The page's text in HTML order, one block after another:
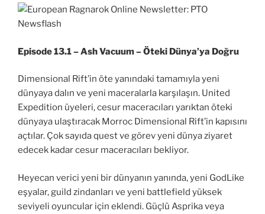
Episode 13.1 – Ash Vacuum – Öteki Dünya’ya Doğru
Dimensional Rift’in öte yanındaki tamamıyla yeni
dünyaya dalın ve yeni maceralarla karşılaşın. United
Expedition üyeleri, cesur maceracıları yarıktan öteki
dünyaya ulaştıracak Morroc Dimensional Rift’in kapısını
açtılar. Çok sayıda quest ve görev yeni dünya ziyaret
edecek kadar cesur maceracıları bekliyor.
Heyecan verici yeni bir dünyanın yanında, yeni GodLike
eşyalar, guild zindanları ve yeni battlefield yüksek
seviyeli oyuncular için eklendi. Güçlü Asprika veya